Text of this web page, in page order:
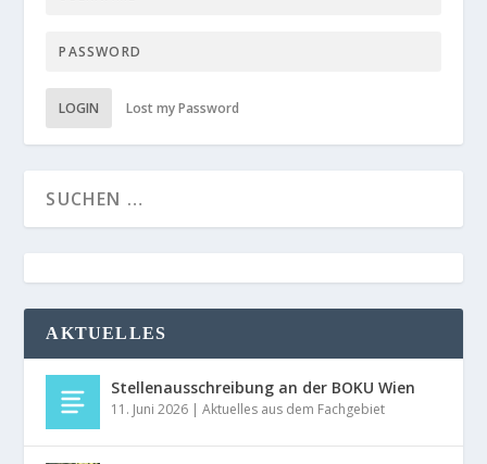
LOGIN Lost my Password
AKTUELLES
Stellenausschreibung an der BOKU Wien
11. Juni 2026 |Aktuelles aus dem Fachgebiet